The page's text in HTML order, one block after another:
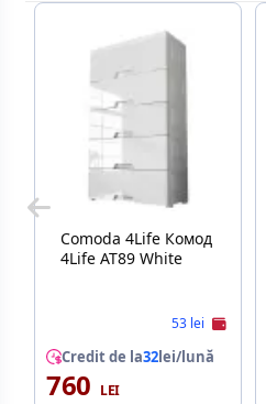
Comoda 4Life Комод
4Life AT89 White
53 lei
Credit de la32lei/lună
760